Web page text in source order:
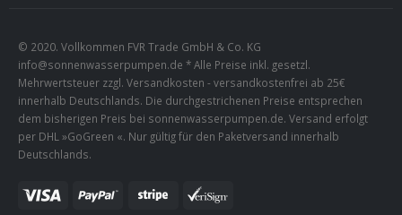
© 2020. Vollkommen FVR Trade GmbH & Co. KG
info@sonnenwasserpumpen.de * Alle Preise inkl. gesetzl.
Mehrwertsteuer zzgl. Versandkosten - versandkostenfrei ab 25€
innerhalb Deutschlands. Die durchgestrichenen Preise entsprechen
dem bisherigen Preis bei sonnenwasserpumpen.de. Versand erfolgt
per DHL »GoGreen «. Nur gültig für den Paketversand innerhalb
Deutschlands.